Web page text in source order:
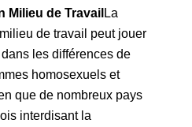
Milieu de Travail La
de travail peut jouer
les différences de
homosexuels et
que de nombreux pays
interdisant la